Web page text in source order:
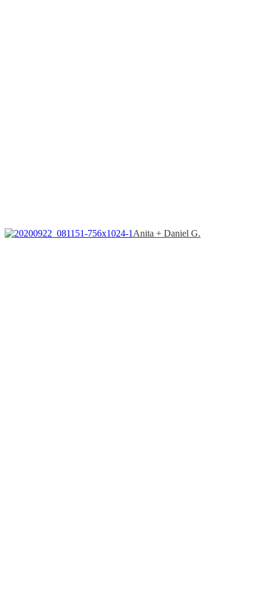
Anita + Daniel G.